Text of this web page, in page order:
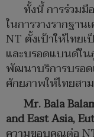
ทั้งนี้ การร่วมมื
ในการวางรากฐาน
NT ตั้งเป้าให้ไทย
และบรอดแบนด์ใน
พัฒนาบริการบรอ
ศักยภาพให้ไทยสา
Mr. Bala
and East Asia,